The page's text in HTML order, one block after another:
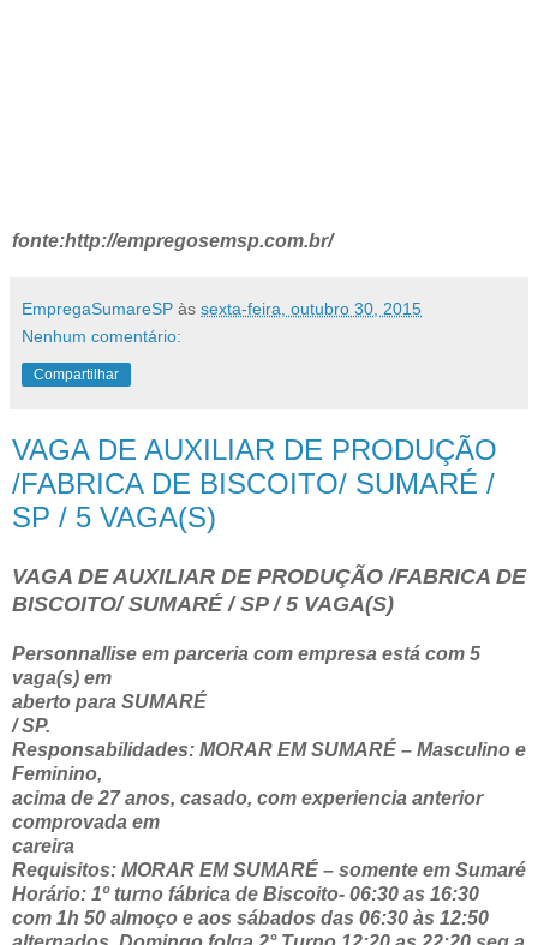
fonte:http://empregosemsp.com.br/
EmpregaSumareSP às sexta-feira, outubro 30, 2015
Nenhum comentário:
Compartilhar
VAGA DE AUXILIAR DE PRODUÇÃO
/FABRICA DE BISCOITO/ SUMARÉ /
SP / 5 VAGA(S)
VAGA DE AUXILIAR DE PRODUÇÃO /FABRICA DE
BISCOITO/ SUMARÉ / SP / 5 VAGA(S)
Personnallise em parceria com empresa está com 5
vaga(s) em
aberto para SUMARÉ
/ SP.
Responsabilidades: MORAR EM SUMARÉ – Masculino e
Feminino,
acima de 27 anos, casado, com experiencia anterior
comprovada em
careira
Requisitos: MORAR EM SUMARÉ – somente em Sumaré
Horário: 1º turno fábrica de Biscoito- 06:30 as 16:30
com 1h 50 almoço e aos sábados das 06:30 às 12:50